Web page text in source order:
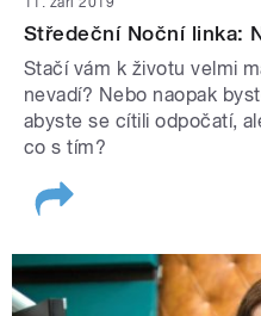
Středeční Noční linka:
Stačí vám k životu velmi
nevadí? Nebo naopak
abyste se cítili odpočatí,
co s tím?